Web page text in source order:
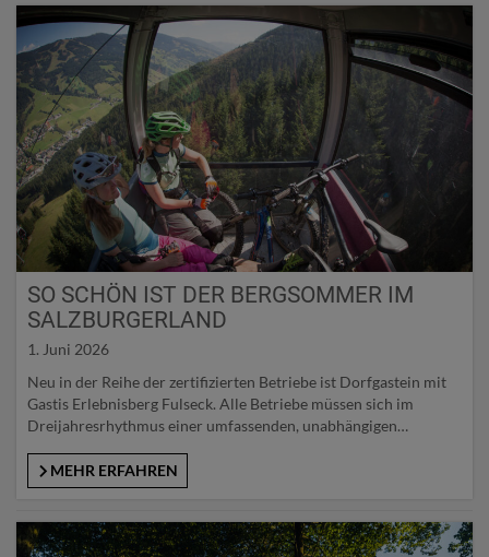
blühenden Wiesen bis hin zu…
SO SCHÖN IST DER BERGSOMMER IM
SALZBURGERLAND
1. Juni 2026
Neu in der Reihe der zertifizierten Betriebe ist Dorfgastein mit
Gastis Erlebnisberg Fulseck. Alle Betriebe müssen sich im
Dreijahresrhythmus einer umfassenden, unabhängigen
begehrte Gütesiegel zu erhalten. Diese regelmäßigen
Qualitätskontrollen sichern nicht nur ein konstant hohes
Orientierungspunkt für Gäste. Gerade im…
MEHR ERFAHREN